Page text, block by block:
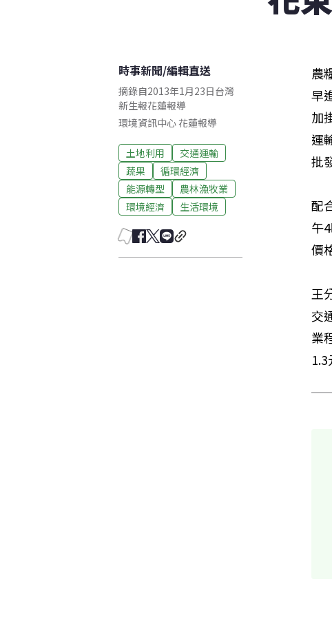
時事新聞/編輯直送
摘錄自2013年1月23日台灣
新生報花蓮報導
環境資訊中心 花蓮報導
土地利用
交通運輸
蔬果
循環經濟
能源轉型
農林漁牧業
環境經濟
生活環境
農
早
加
運
批
配
午
價
王
交
業